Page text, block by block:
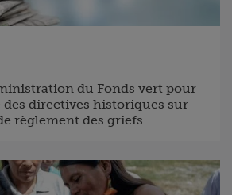
du Fonds vert pour
directives historiques sur
règlement des griefs